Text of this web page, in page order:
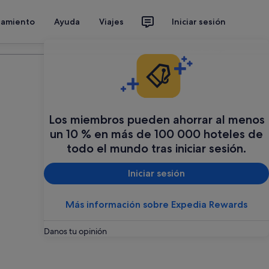
Ayuda Viajes Iniciar sesión
Los miembros pueden ahorrar al menos
un 10 % en más de 100 000 hoteles de
todo el mundo tras iniciar sesión.
Iniciar sesión
Más información sobre Expedia Rewards
Danos tu opinión